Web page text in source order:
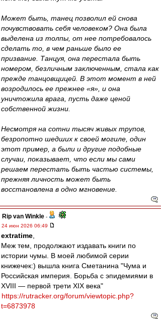
Может быть, танец позволил ей снова
почувствовать себя человеком? Она была
выделена из толпы, от нее потребовалось
сделать то, в чем раньше было ее
призвание. Танцуя, она перестала быть
номером, безличным заключенным, стала как
прежде танцовщицей. В этот момент в ней
возродилось ее прежнее «я», и она
уничтожила врага, пусть даже ценой
собственной жизни.
Несмотря на сотни тысяч живых трупов,
безропотно шедших к своей могиле, один
этот пример, а были и другие подобные
случаи, показывает, что если мы сами
решаем перестать быть частью системы,
прежняя личность может быть
восстановлена в одно мгновение.
Rip van Winkle -
24 июн 2026 06:49
extratime
Меж тем, продолжают издавать книги по
истории чумы. В моей любимой серии
книжечек:) вышла книга Сметанина "Чума и
Российская империя. Борьба с эпидемиями в
XVIII — первой трети XIX века"
https://rutracker.org/forum/viewtopic.php?
t=6873978